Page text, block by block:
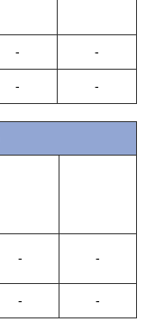
- -
- -
- -
- -